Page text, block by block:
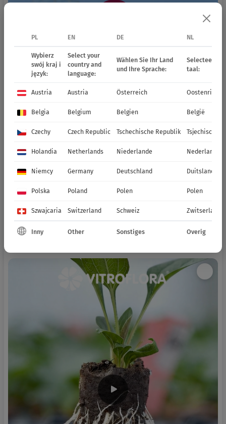
PL EN DE NL
Wybierz
swój kraj i
język:
Select your
country and
language:
Wählen Sie Ihr Land
und Ihre Sprache:
Selecteer uw
taal:
Austria Austria Österreich Oostenrijk
Belgia Belgium Belgien België
Czechy Czech Republic Tschechische Republik Tsjechische
Holandia Netherlands Niederlande Nederland
Niemcy Germany Deutschland Duitsland
Polska Poland Polen Polen
Szwajcaria Switzerland Schweiz Zwitserland
Inny Other Sonstiges Overig